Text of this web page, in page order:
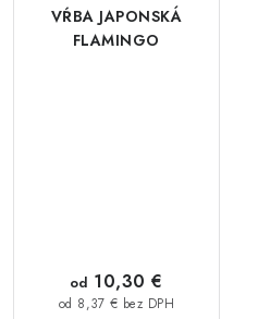
VŔBA JAPONSKÁ
FLAMINGO
od 8,37 € bez DPH
od 10,30 €